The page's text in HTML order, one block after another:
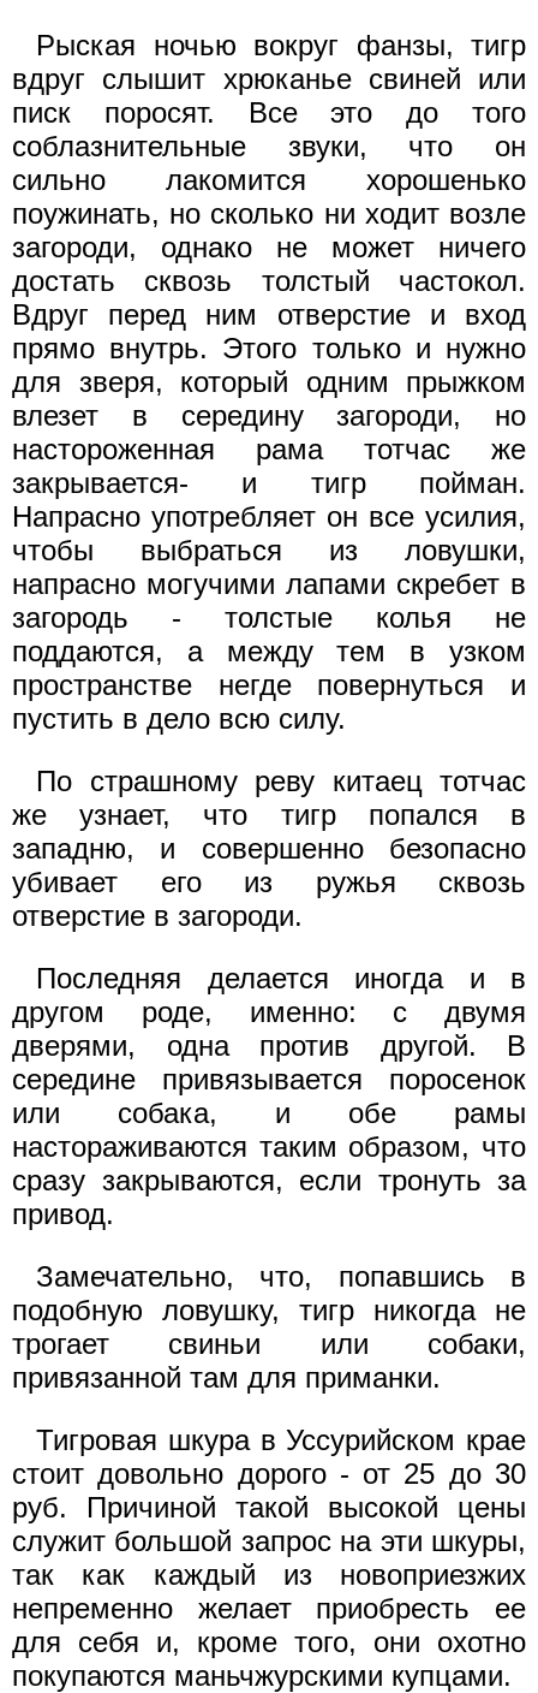
Рыская ночью вокруг фанзы, тигр
вдруг слышит хрюканье свиней или
писк поросят. Все это до того
соблазнительные звуки, что он
сильно лакомится хорошенько
поужинать, но сколько ни ходит возле
загороди, однако не может ничего
достать сквозь толстый частокол.
Вдруг перед ним отверстие и вход
прямо внутрь. Этого только и нужно
для зверя, который одним прыжком
влезет в середину загороди, но
настороженная рама тотчас же
закрывается- и тигр пойман.
Напрасно употребляет он все усилия,
чтобы выбраться из ловушки,
напрасно могучими лапами скребет в
загородь - толстые колья не
поддаются, а между тем в узком
пространстве негде повернуться и
пустить в дело всю силу.
По страшному реву китаец тотчас
же узнает, что тигр попался в
западню, и совершенно безопасно
убивает его из ружья сквозь
отверстие в загороди.
Последняя делается иногда и в
другом роде, именно: с двумя
дверями, одна против другой. В
середине привязывается поросенок
или собака, и обе рамы
настораживаются таким образом, что
сразу закрываются, если тронуть за
привод.
Замечательно, что, попавшись в
подобную ловушку, тигр никогда не
трогает свиньи или собаки,
привязанной там для приманки.
Тигровая шкура в Уссурийском крае
стоит довольно дорого - от 25 до 30
руб. Причиной такой высокой цены
служит большой запрос на эти шкуры,
так как каждый из новоприезжих
непременно желает приобресть ее
для себя и, кроме того, они охотно
покупаются маньчжурскими купцами.